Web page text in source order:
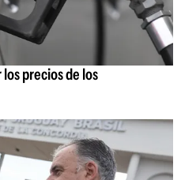
precios de los